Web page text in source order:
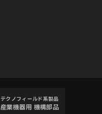
テクノフィールド系製品
産業機器用 機構部品